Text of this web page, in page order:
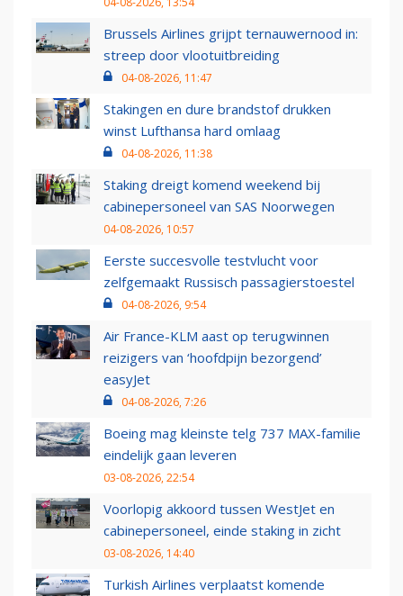
Brussels Airlines grijpt ternauwernood in:
streep door vlootuitbreiding
04-08-2026, 11:47
Stakingen en dure brandstof drukken
winst Lufthansa hard omlaag
04-08-2026, 11:38
Staking dreigt komend weekend bij
cabinepersoneel van SAS Noorwegen
04-08-2026, 10:57
Eerste succesvolle testvlucht voor
zelfgemaakt Russisch passagierstoestel
04-08-2026, 9:54
Air France-KLM aast op terugwinnen
reizigers van ‘hoofdpijn bezorgend’
easyJet
04-08-2026, 7:26
Boeing mag kleinste telg 737 MAX-familie
eindelijk gaan leveren
03-08-2026, 22:54
Voorlopig akkoord tussen WestJet en
cabinepersoneel, einde staking in zicht
03-08-2026, 14:40
Turkish Airlines verplaatst komende